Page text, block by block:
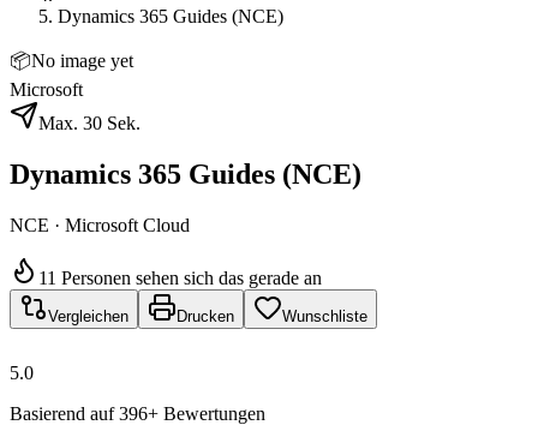
Dynamics 365 Guides (NCE)
📦No image yet
Microsoft
Max. 30 Sek.
Dynamics 365 Guides (NCE)
NCE · Microsoft Cloud
11 Personen sehen sich das gerade an
Vergleichen Drucken Wunschliste
5.0
Basierend auf 396+ Bewertungen